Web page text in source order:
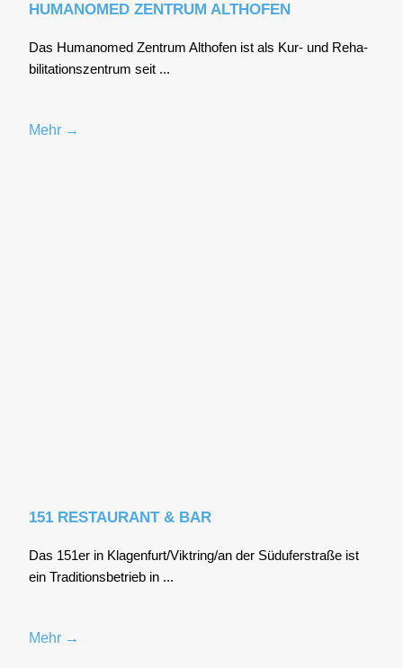
HUMANOMED ZENTRUM ALTHOFEN
Das Huma­no­med Zen­trum Alt­ho­fen ist als Kur- und Reha­
bi­li­ta­ti­ons­zen­trum seit ...
Mehr →
151 RESTAURANT & BAR
Das 151er in Klagenfurt/Viktring/an der Süd­ufer­stra­ße ist
ein Tra­di­ti­ons­be­trieb in ...
Mehr →